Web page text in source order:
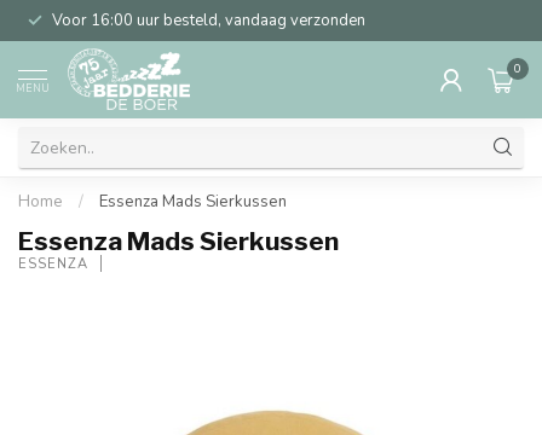
Voor 16:00 uur besteld, vandaag verzonden
MENU
0
Home / Essenza Mads Sierkussen
Essenza Mads Sierkussen
ESSENZA